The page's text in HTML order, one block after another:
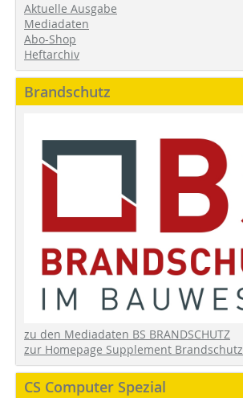
Aktuelle Ausgabe
Mediadaten
Abo-Shop
Heftarchiv
Brandschutz
zu den Mediadaten BS BRANDSCHUTZ
zur Homepage Supplement Brandschutz
CS Computer Spezial